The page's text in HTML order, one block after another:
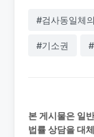
#검사동일체의
#기소권
본 게시물은 일
법률 상담을 대